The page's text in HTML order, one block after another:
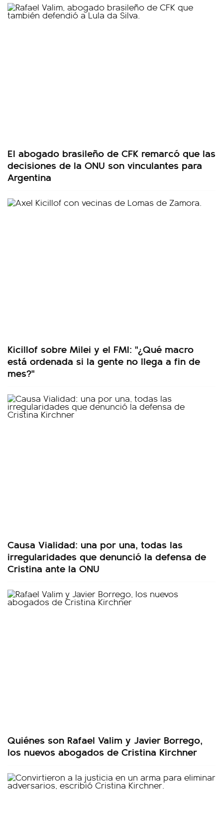
El abogado brasileño de CFK remarcó que las
decisiones de la ONU son vinculantes para
Argentina
Kicillof sobre Milei y el FMI: "¿Qué macro
está ordenada si la gente no llega a fin de
mes?"
Causa Vialidad: una por una, todas las
irregularidades que denunció la defensa de
Cristina ante la ONU
Quiénes son Rafael Valim y Javier Borrego,
los nuevos abogados de Cristina Kirchner